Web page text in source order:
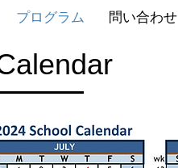
プログラム 問い合わせ